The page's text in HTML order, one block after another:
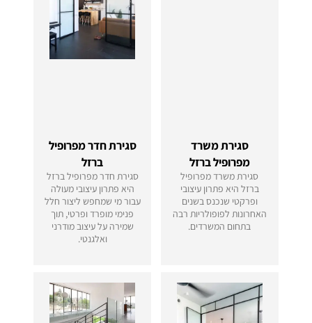
סגירת משרד
מפרופיל ברזל
סגירת משרד מפרופיל
ברזל היא פתרון עיצובי
ופרקטי שנכנס בשנים
האחרונות לפופולריות רבה
בתחום המשרדים.
סגירת חדר מפרופיל
ברזל
סגירת חדר מפרופיל ברזל
היא פתרון עיצובי מעולה
עבור מי שמחפש ליצור חלל
פנימי מופרד ופרטי, תוך
שמירה על עיצוב מודרני
ואלגנטי.